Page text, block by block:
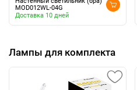
MOD012WL-04G
Доставка 10 дней
Лампы для комплекта